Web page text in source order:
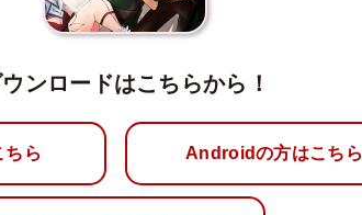
ンロードはこちらから！
ら Androidの方はこちら